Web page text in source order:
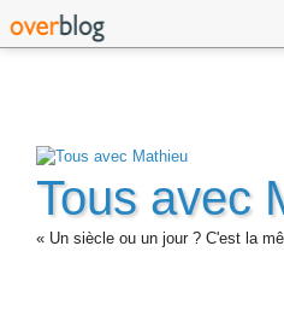
Tous avec
« Un siècle ou un jour ? C'est la